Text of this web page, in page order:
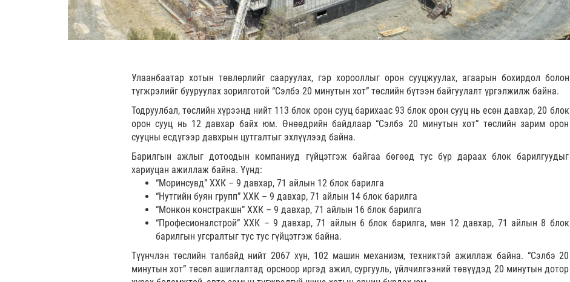
Улаанбаатар хотын төвлөрлийг сааруулах, гэр хорооллыг орон сууцжуулах, агаарын бохирдол болон
түгжрэлийг бууруулах зорилготой “Сэлбэ 20 минутын хот” төслийн бүтээн байгуулалт үргэлжилж байна.
Тодруулбал, төслийн хүрээнд нийт 113 блок орон сууц барихаас 93 блок орон сууц нь есөн давхар, 20 блок
орон сууц нь 12 давхар байх юм. Өнөөдрийн байдлаар “Сэлбэ 20 минутын хот” төслийн зарим орон
сууцны есдүгээр давхрын цутгалтыг эхлүүлээд байна.
Барилгын ажлыг дотоодын компаниуд гүйцэтгэж байгаа бөгөөд тус бүр дараах блок барилгуудыг
хариуцан ажиллаж байна. Үүнд:
“Моринсувд” ХХК – 9 давхар, 71 айлын 12 блок барилга
“Нутгийн буян групп” ХХК – 9 давхар, 71 айлын 14 блок барилга
“Монкон констракшн” ХХК – 9 давхар, 71 айлын 16 блок барилга
“Професионалстрой” ХХК – 9 давхар, 71 айлын 6 блок барилга, мөн 12 давхар, 71 айлын 8 блок
барилгын угсралтыг тус тус гүйцэтгэж байна.
Түүнчлэн төслийн талбайд нийт 2067 хүн, 102 машин механизм, техниктэй ажиллаж байна. “Сэлбэ 20
минутын хот” төсөл ашиглалтад орсноор иргэд ажил, сургууль, үйлчилгээний төвүүдэд 20 минутын дотор